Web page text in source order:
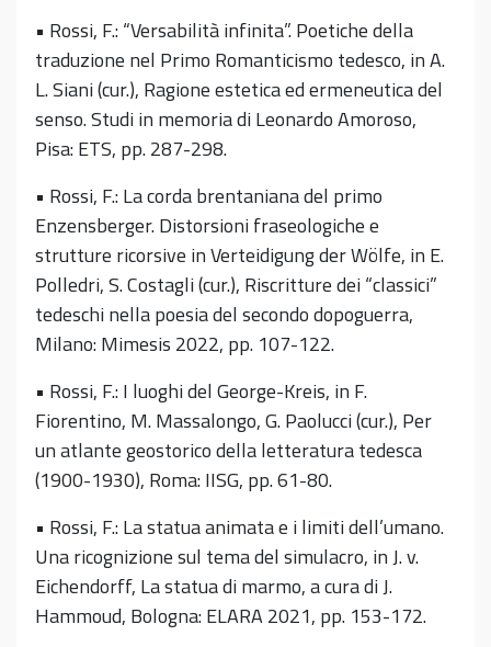
• Rossi, F.: “Versabilità infinita”. Poetiche della
traduzione nel Primo Romanticismo tedesco, in A.
L. Siani (cur.), Ragione estetica ed ermeneutica del
senso. Studi in memoria di Leonardo Amoroso,
Pisa: ETS, pp. 287-298.
• Rossi, F.: La corda brentaniana del primo
Enzensberger. Distorsioni fraseologiche e
strutture ricorsive in Verteidigung der Wölfe, in E.
Polledri, S. Costagli (cur.), Riscritture dei “classici”
tedeschi nella poesia del secondo dopoguerra,
Milano: Mimesis 2022, pp. 107-122.
• Rossi, F.: I luoghi del George-Kreis, in F.
Fiorentino, M. Massalongo, G. Paolucci (cur.), Per
un atlante geostorico della letteratura tedesca
(1900-1930), Roma: IISG, pp. 61-80.
• Rossi, F.: La statua animata e i limiti dell’umano.
Una ricognizione sul tema del simulacro, in J. v.
Eichendorff, La statua di marmo, a cura di J.
Hammoud, Bologna: ELARA 2021, pp. 153-172.